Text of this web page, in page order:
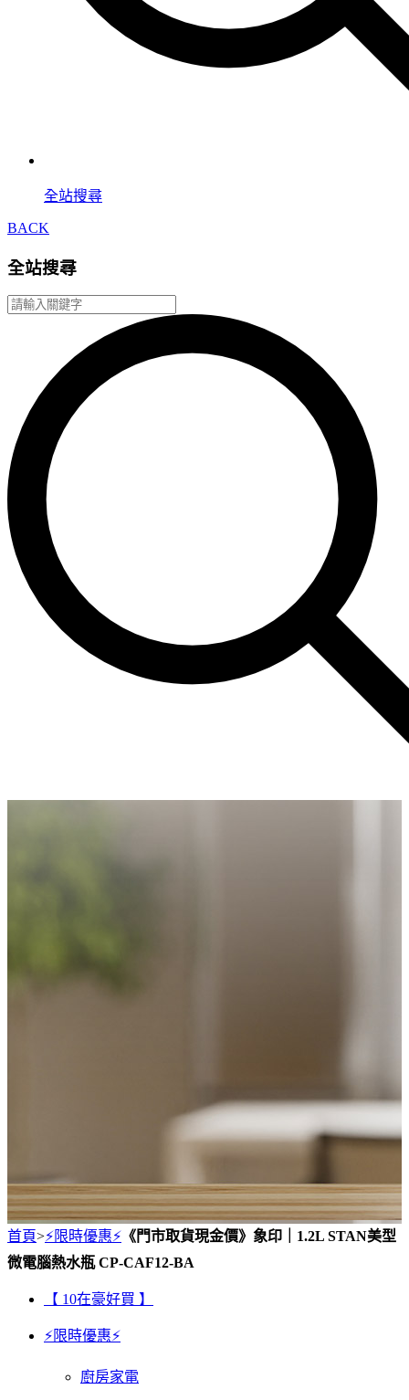
全站搜尋
BACK
全站搜尋
首頁>⚡限時優惠⚡ 《門市取貨現金價》象印｜1.2L STAN美型
微電腦熱水瓶 CP-CAF12-BA
【 10在豪好買 】
⚡限時優惠⚡
廚房家電